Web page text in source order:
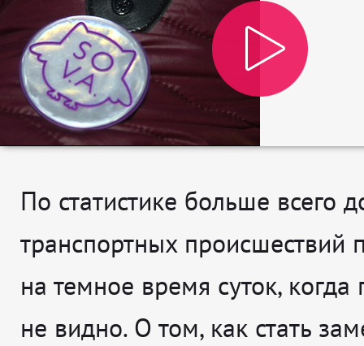
По статистике больше всего
транспортных происшествий
на темное время суток,
не видно. О том, как стать